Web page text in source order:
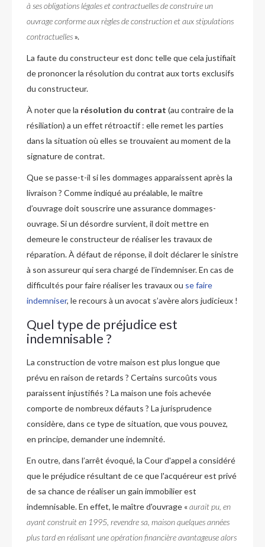
à ses obligations légales et contractuelles de construire un
ouvrage conforme aux règles de construction et aux stipulations
contractuelles».
La faute du constructeur est donc telle que cela justifiait
de prononcer la résolution du contrat aux torts exclusifs
du constructeur.
À noter que la résolution du contrat (au contraire de la
résiliation) a un effet rétroactif : elle remet les parties
dans la situation où elles se trouvaient au moment de la
signature de contrat.
Que se passe-t-il si les dommages apparaissent après la
livraison ? Comme indiqué au préalable, le maître
d’ouvrage doit souscrire une assurance dommages-
ouvrage. Si un désordre survient, il doit mettre en
demeure le constructeur de réaliser les travaux de
réparation. À défaut de réponse, il doit déclarer le sinistre
à son assureur qui sera chargé de l’indemniser. En cas de
difficultés pour faire réaliser les travaux ou se faire
indemniser, le recours à un avocat s’avère alors judicieux !
Quel type de préjudice est
indemnisable ?
La construction de votre maison est plus longue que
prévu en raison de retards ? Certains surcoûts vous
paraissent injustifiés ? La maison une fois achevée
comporte de nombreux défauts ? La jurisprudence
considère, dans ce type de situation, que vous pouvez,
en principe, demander une indemnité.
En outre, dans l’arrêt évoqué, la Cour d'appel a considéré
que le préjudice résultant de ce que l'acquéreur est privé
de sa chance de réaliser un gain immobilier est
indemnisable. En effet, le maître d'ouvrage «aurait pu, en
ayant construit en 1995, revendre sa, maison quelques années
plus tard en réalisant une opération financière avantageuse alors